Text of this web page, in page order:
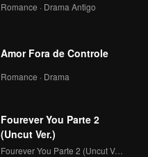
Romance · Drama Antigo
Amor Fora de Controle
Romance · Drama
Fourever You Parte 2
(Uncut Ver.)
Fourever You Parte 2 (Uncut Ver.)